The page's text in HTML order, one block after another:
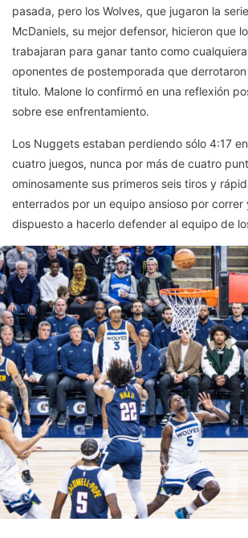
pasada, pero los Wolves, que jugaron la
McDaniels, su mejor defensor, hicieron que
trabajaran para ganar tanto como
oponentes de postemporada que
titulo. Malone lo confirmó en una reflexión
sobre ese enfrentamiento.
Los Nuggets estaban perdiendo sólo 4:17
cuatro juegos, nunca por más de cuatro
ominosamente sus primeros seis tiros y
enterrados por un equipo ansioso por correr
dispuesto a hacerlo defender al equipo de